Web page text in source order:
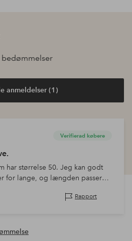
bedømmelser
anmeldelser (1)
Verifierad købere
har størrelse 50. Jeg kan godt
for lange, og længden passer
Rapport